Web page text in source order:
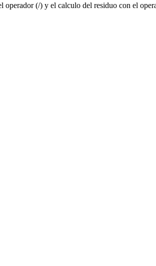
operador (/) y el calculo del residuo con el